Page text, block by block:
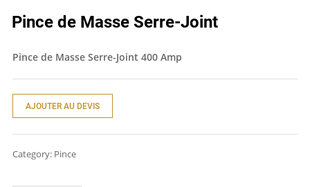
Pince de Masse Serre-Joint
Pince de Masse Serre-Joint 400 Amp
AJOUTER AU DEVIS
Category: Pince